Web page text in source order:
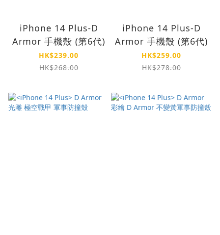
iPhone 14 Plus-D
Armor 手機殼 (第6代)
HK$239.00
HK$268.00
iPhone 14 Plus-D
Armor 手機殼 (第6代)
HK$259.00
HK$278.00